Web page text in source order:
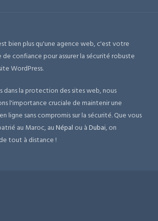
bien plus qu'une agence web, c'est votre
de confiance pour assurer la sécurité robuste
WordPress.
dans la protection des sites web, nous
l'importance cruciale de maintenir une
ligne sans compromis sur la sécurité. Que vous
au Maroc, auNépal ou àDubai, on
tout à distance !